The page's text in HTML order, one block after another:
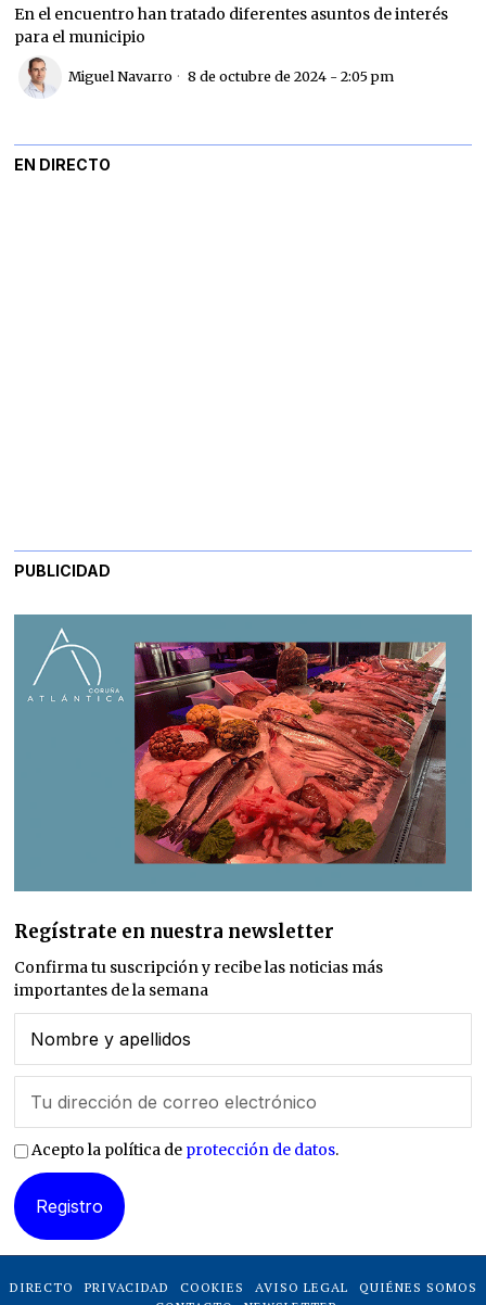
En el encuentro han tratado diferentes asuntos de interés
para el municipio
Miguel Navarro 8 de octubre de 2024 - 2:05 pm
EN DIRECTO
PUBLICIDAD
Regístrate en nuestra newsletter
Confirma tu suscripción y recibe las noticias más
importantes de la semana
Acepto la política de protección de datos.
DIRECTO PRIVACIDAD COOKIES AVISO LEGAL
QUIÉNES SOMOS